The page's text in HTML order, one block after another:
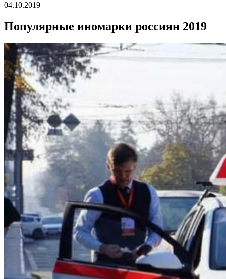
04.10.2019
Популярные иномарки россиян 2019